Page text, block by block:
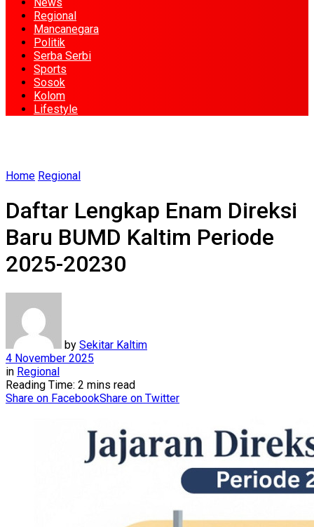
Regional
Mancanegara
Politik
Serba Serbi
Sports
Sosok
Kolom
Lifestyle
Home Regional
Daftar Lengkap Enam Direksi
Baru BUMD Kaltim Periode
2025-20230
by Sekitar Kaltim
4 November 2025
in Regional
Reading Time: 2 mins read
Share on FacebookShare on Twitter